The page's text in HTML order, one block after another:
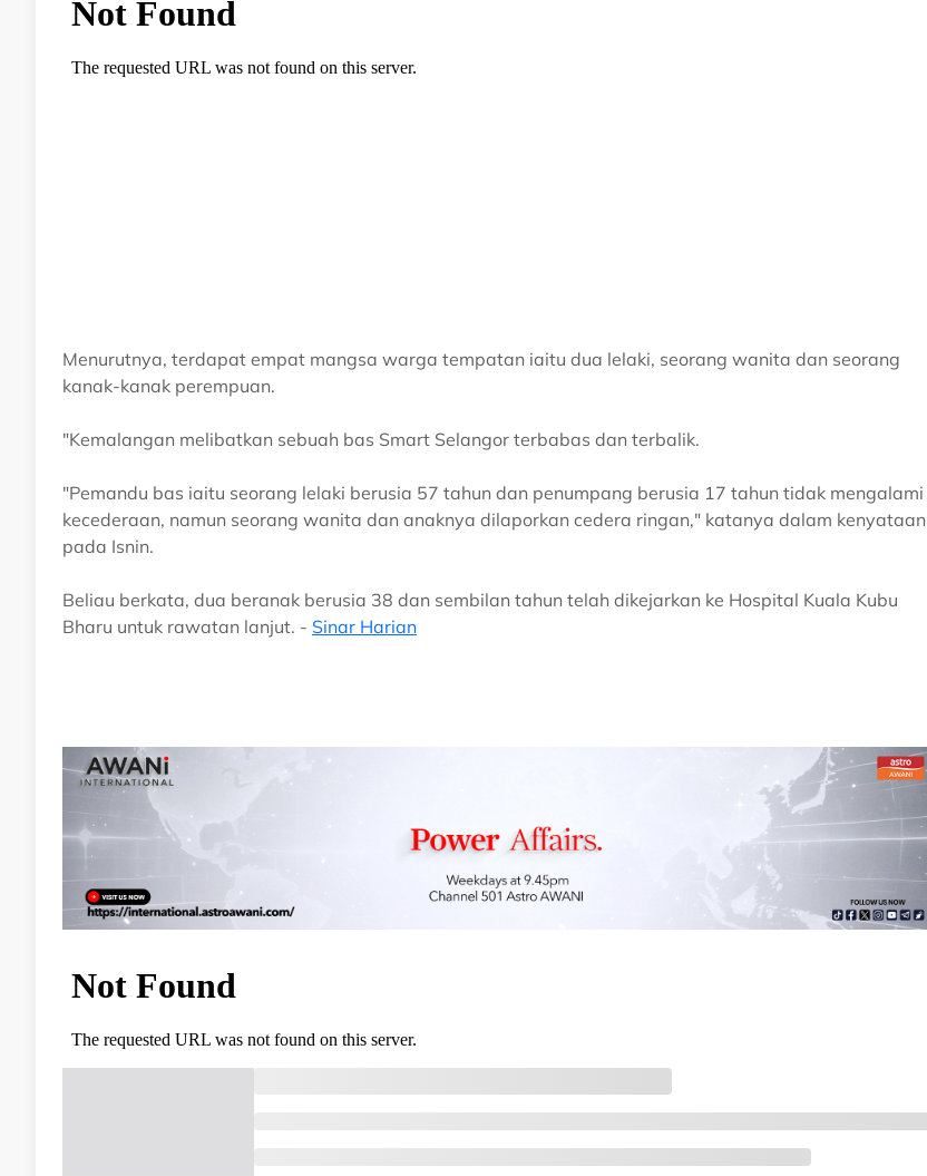
Menurutnya, terdapat empat mangsa warga tempatan iaitu dua lelaki, seorang wanita dan seorang
kanak-kanak perempuan.
"Kemalangan melibatkan sebuah bas Smart Selangor terbabas dan terbalik.
"Pemandu bas iaitu seorang lelaki berusia 57 tahun dan penumpang berusia 17 tahun tidak mengalami
kecederaan, namun seorang wanita dan anaknya dilaporkan cedera ringan," katanya dalam kenyataan
pada Isnin.
Beliau berkata, dua beranak berusia 38 dan sembilan tahun telah dikejarkan ke Hospital Kuala Kubu
Bharu untuk rawatan lanjut. - Sinar Harian